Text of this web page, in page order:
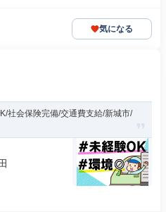
気になる
社会保険完備/交通費支給/新城市/